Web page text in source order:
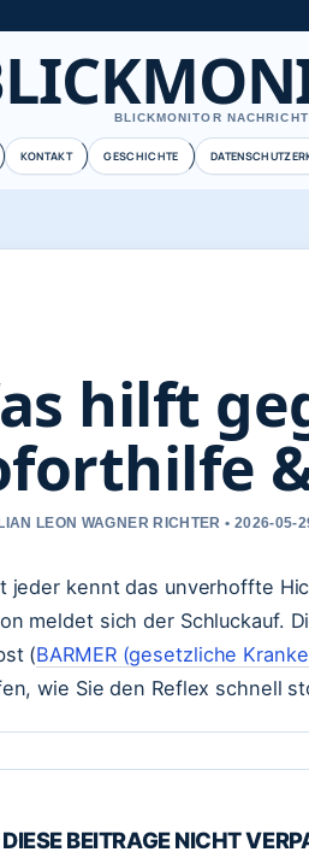
BLICKMONITOR
KONTAKT GESCHICHTE
hilft
LEON WAGNER RICHTER • 2026-05-
jeder kennt das unverhoffte
meldet sich der Schluckauf.
(BARMER (gesetzliche
wie Sie den Reflex schnell
DIESE BEITRAGE NICHT